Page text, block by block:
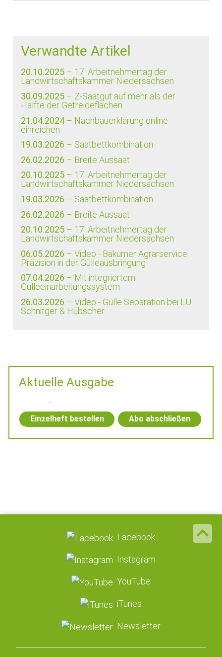
Verwandte Artikel
20.10.2025 – 17. Arbeitnehmertag der
Landwirtschaftskammer Niedersachsen
30.09.2025 – Z-Saatgut auf mehr als der
Hälfte der Getreideflächen
21.04.2024 – Nachbauerklärung online
einreichen
19.03.2026 – Saatbettkombination
26.02.2026 – Breite Aussaat
20.10.2025 – 17. Arbeitnehmertag der
Landwirtschaftskammer Niedersachsen
19.03.2026 – Saatbettkombination
26.02.2026 – Breite Aussaat
20.10.2025 – 17. Arbeitnehmertag der
Landwirtschaftskammer Niedersachsen
06.05.2026 – Video - Bakumer Agrarservice:
Präzision in der Gülleausbringung
07.04.2026 – Mit integriertem
Gülleeinarbeitungssystem
26.03.2026 – Video - Gülle Separation bei LU
Schnitger & Hübscher
Aktuelle Ausgabe
Einzelheft bestellen Abo abschließen
Facebook
Instagram
YouTube
iTunes
Newsletter